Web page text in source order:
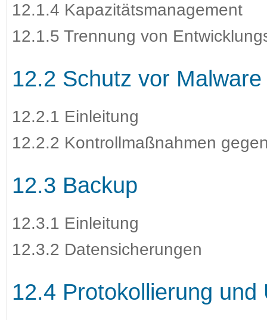
12.1.4 Kapazitätsmanagement
12.1.5 Trennung von
12.2 Schutz vor Malware
12.2.1 Einleitung
12.2.2 Kontrollmaßnahmen
12.3 Backup
12.3.1 Einleitung
12.3.2 Datensicherungen
12.4 Protokollierung und